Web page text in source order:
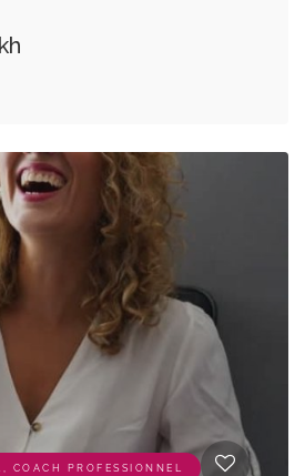
COACH PROFESSIONNEL